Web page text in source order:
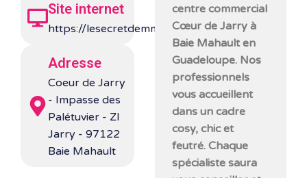
Site internet
https://lesecretdemma.com/
Adresse
Coeur de Jarry
- Impasse des
Palétuvier - ZI
Jarry - 97122
Baie Mahault
centre commercial
Cœur de Jarry à
Baie Mahault en
Guadeloupe. Nos
professionnels
vous accueillent
dans un cadre
cosy, chic et
feutré. Chaque
spécialiste saura